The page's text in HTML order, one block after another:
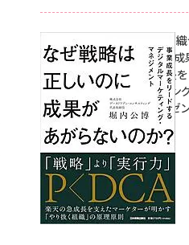
成果を生む組
は正しいのに
か？ 事業成長
ルマーケティン
3名様にプレゼ
8月7日 10:00